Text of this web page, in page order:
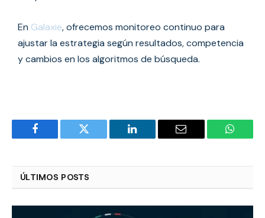
En Galaxie, ofrecemos monitoreo continuo para
ajustar la estrategia según resultados, competencia
y cambios en los algoritmos de búsqueda.
Facebook Twitter LinkedIn Email
ÚLTIMOS POSTS